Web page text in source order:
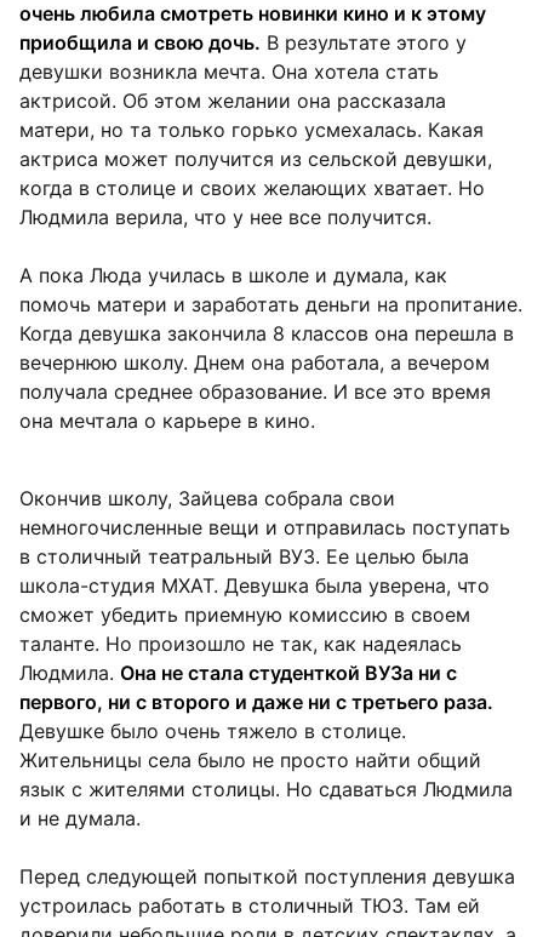
очень любила смотреть новинки кино и к этому
приобщила и свою дочь. В результате этого у
девушки возникла мечта. Она хотела стать
актрисой. Об этом желании она рассказала
матери, но та только горько усмехалась. Какая
актриса может получится из сельской девушки,
когда в столице и своих желающих хватает. Но
Людмила верила, что у нее все получится.
А пока Люда училась в школе и думала, как
помочь матери и заработать деньги на пропитание.
Когда девушка закончила 8 классов она перешла в
вечернюю школу. Днем она работала, а вечером
получала среднее образование. И все это время
она мечтала о карьере в кино.
Окончив школу, Зайцева собрала свои
немногочисленные вещи и отправилась поступать
в столичный театральный ВУЗ. Ее целью была
школа-студия МХАТ. Девушка была уверена, что
сможет убедить приемную комиссию в своем
таланте. Но произошло не так, как надеялась
Людмила. Она не стала студенткой ВУЗа ни с
первого, ни с второго и даже ни с третьего раза.
Девушке было очень тяжело в столице.
Жительницы села было не просто найти общий
язык с жителями столицы. Но сдаваться Людмила
и не думала.
Перед следующей попыткой поступления девушка
устроилась работать в столичный ТЮЗ. Там ей